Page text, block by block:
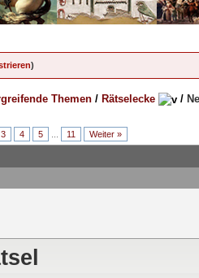
)
Themen / Rätselecke /
3 4 5 11 Weiter »